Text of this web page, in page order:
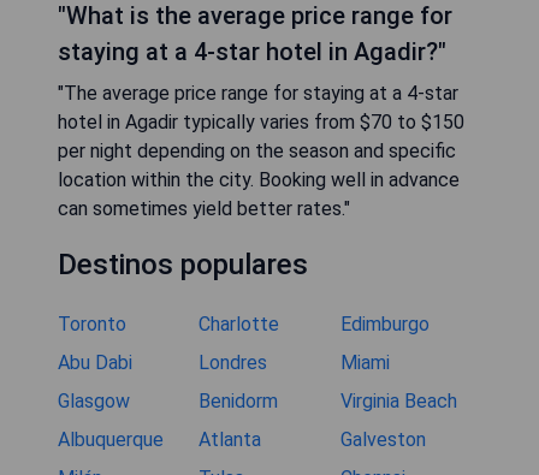
"What is the average price range for
staying at a 4-star hotel in Agadir?"
"The average price range for staying at a 4-star
hotel in Agadir typically varies from $70 to $150
per night depending on the season and specific
location within the city. Booking well in advance
can sometimes yield better rates."
Destinos populares
Toronto Charlotte
Edimburgo
Abu Dabi
Londres
Miami
Glasgow
Benidorm
Virginia Beach
Albuquerque
Atlanta
Galveston